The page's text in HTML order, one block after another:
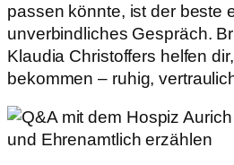
passen könnte, ist der beste
unverbindliches Gespräch.
Klaudia Christoffers helfen
bekommen – ruhig,